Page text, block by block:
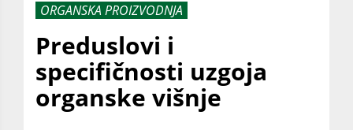
ORGANSKA PROIZVODNJA
Preduslovi i
specifičnosti uzgoja
organske višnje